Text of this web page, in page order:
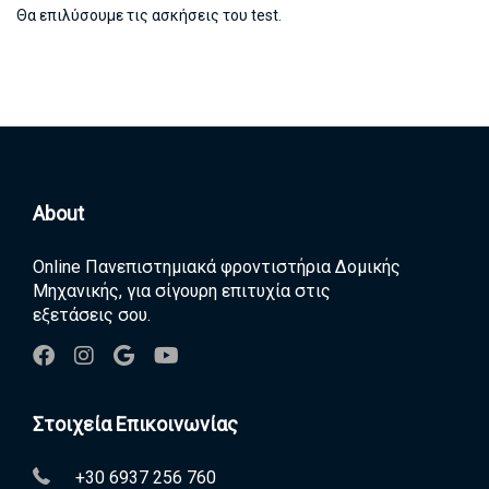
Θα επιλύσουμε τις ασκήσεις του test.
About
Online Πανεπιστημιακά φροντιστήρια Δομικής
Μηχανικής, για σίγουρη επιτυχία στις
εξετάσεις σου.
Στοιχεία Επικοινωνίας
+30 6937 256 760